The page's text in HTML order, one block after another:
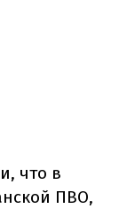
что в
ПВО,